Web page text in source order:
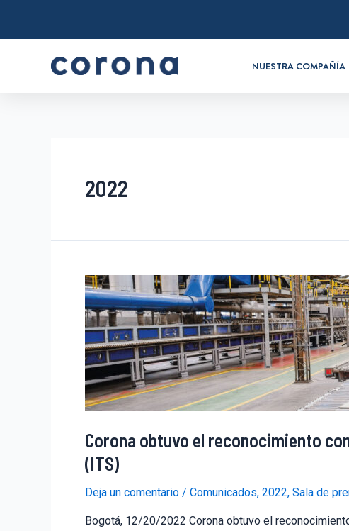
NUESTRA COMPAÑÍA
2022
Corona obtuvo el reconocimiento
(ITS)
Deja un comentario / Comunicados, 2022, Sala de
Bogotá, 12/20/2022 Corona obtuvo el